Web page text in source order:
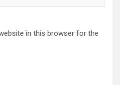
in this browser for the